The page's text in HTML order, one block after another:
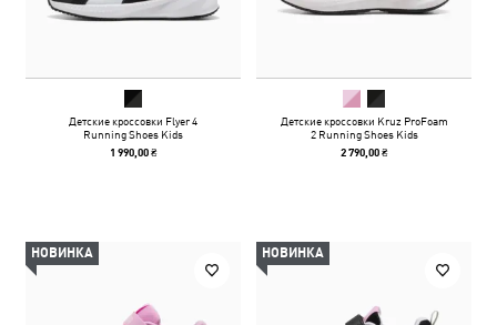
Детские кроссовки Flyer 4
Running Shoes Kids
1 990,00 ₴
Детские кроссовки Kruz ProFoam
2 Running Shoes Kids
2 790,00 ₴
НОВИНКА НОВИНКА